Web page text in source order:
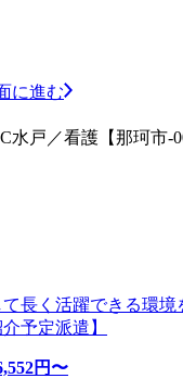
に進む
水戸／看護【那珂市-
長く活躍できる環境
予定派遣】
円〜